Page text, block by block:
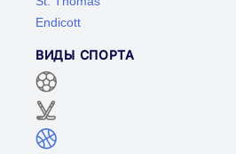
Endicott
ВИДЫ СПОРТА